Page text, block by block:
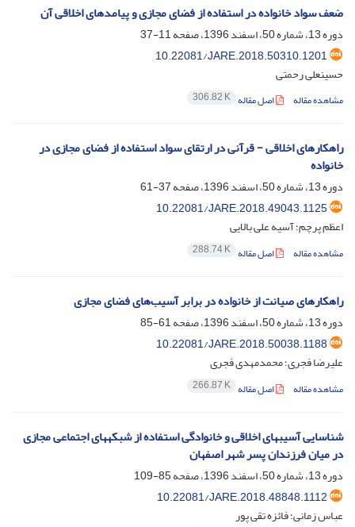
ضعف سواد خانواده در استفاده از فضای مجازی و پیامدهای اخلاقی آن
دوره 13، شماره 50، اسفند 1396، صفحه
11-37
10.22081/JARE.2018.50310.1201
حسینعلی رحمتی
مشاهده مقاله اصل مقاله 306.82 K
راهکارهای اخلاقی - قرآنی در ارتقای سواد استفاده از فضای مجازی در
خانواده
دوره 13، شماره 50، اسفند 1396، صفحه
37-61
10.22081/JARE.2018.49043.1125
اعظم پرچم؛ آسیه علی بالایی
مشاهده مقاله اصل مقاله 288.74 K
راهکارهای صیانت از خانواده در برابر آسیب‌های فضای مجازی
دوره 13، شماره 50، اسفند 1396، صفحه
61-85
10.22081/JARE.2018.50038.1188
علیرضا فجری؛ محمدمهدی فجری
مشاهده مقاله اصل مقاله 266.87 K
شناسایی آسیبهای اخلاقی و خانوادگی استفاده از شبکههای اجتماعی مجازی
در میان فرزندان پسر شهر اصفهان
دوره 13، شماره 50، اسفند 1396، صفحه
85-109
10.22081/JARE.2018.48848.1112
عباس زمانی؛ فائزه تقی پور